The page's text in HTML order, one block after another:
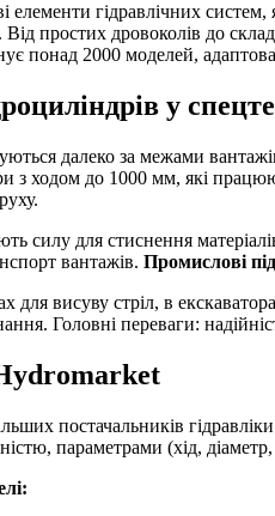
простих дровоколів до
понад 2000 моделей,
у
далеко за межами
з ходом до 1000 мм, які
силу для стиснення
вантажів. Промислові
для висуву стріл, в
Головні переваги:
постачальників
параметрами (хід,